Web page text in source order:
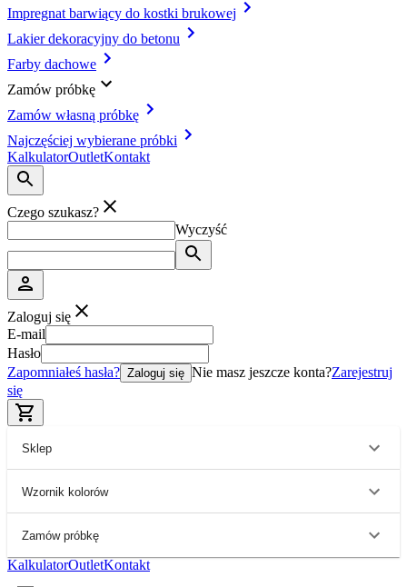
Impregnat barwiący do kostki brukowej
Lakier dekoracyjny do betonu
Farby dachowe
Zamów próbkę
Zamów własną próbkę
Najczęściej wybierane próbki
KalkulatorOutletKontakt
Czego szukasz?
Wyczyść
Zaloguj się
E-mail
Hasło
Zapomniałeś hasła? Zaloguj się Nie masz jeszcze konta?Zarejestruj
się
Sklep
Wzornik kolorów
Zamów próbkę
KalkulatorOutletKontakt